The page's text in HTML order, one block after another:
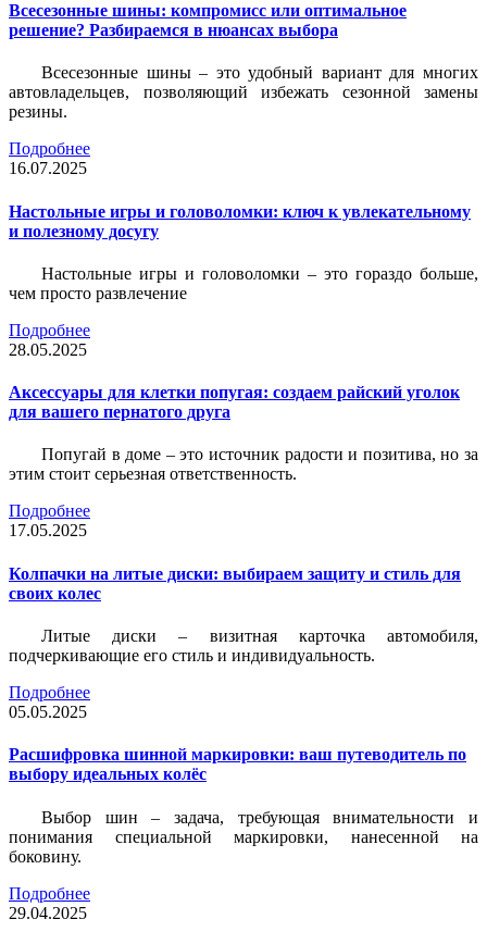
Всесезонные шины: компромисс или оптимальное
решение? Разбираемся в нюансах выбора
Всесезонные шины – это удобный вариант для многих
автовладельцев, позволяющий избежать сезонной замены
резины.
Подробнее
16.07.2025
Настольные игры и головоломки: ключ к увлекательному
и полезному досугу
Настольные игры и головоломки – это гораздо больше,
чем просто развлечение
Подробнее
28.05.2025
Аксессуары для клетки попугая: создаем райский уголок
для вашего пернатого друга
Попугай в доме – это источник радости и позитива, но за
этим стоит серьезная ответственность.
Подробнее
17.05.2025
Колпачки на литые диски: выбираем защиту и стиль для
своих колес
Литые диски – визитная карточка автомобиля,
подчеркивающие его стиль и индивидуальность.
Подробнее
05.05.2025
Расшифровка шинной маркировки: ваш путеводитель по
выбору идеальных колёс
Выбор шин – задача, требующая внимательности и
понимания специальной маркировки, нанесенной на
боковину.
Подробнее
29.04.2025